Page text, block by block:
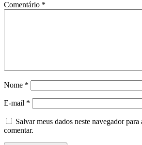
Comentário *
Nome *
E-mail *
Salvar meus dados neste navegador
comentar.